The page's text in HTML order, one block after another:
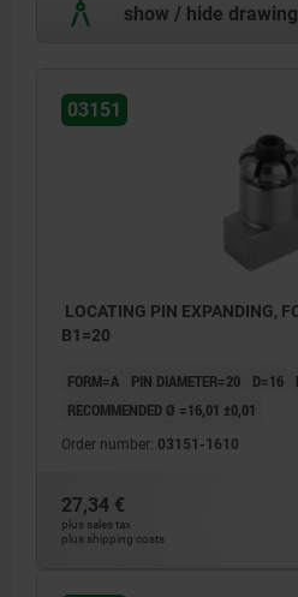
show / hide drawing
03151
LOCATING PIN EXPANDING,
B1=20
FORM=A PIN DIAMETER=20 D=16
RECOMMENDED Ø =16,01 ±0,01
Order number: 03151-1610
27,34 €
plus sales tax
plus shipping costs